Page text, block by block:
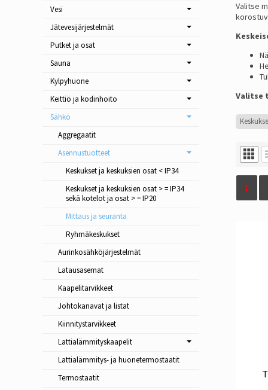
Valitse
Valitse
1
Vesi
Jätevesijärjestelmät
Putket ja osat
Sauna
Kylpyhuone
Keittiö ja kodinhoito
Sähkö
Aggregaatit
Asennustuotteet
Keskukset ja keskuksien osat < IP34
Keskukset ja keskuksien osat > = IP34
sekä kotelot ja osat > = IP20
Mittaus ja seuranta
Ryhmäkeskukset
Aurinkosähkö­järjestelmät
Latausasemat
Kaapelitarvikkeet
Johtokanavat ja listat
Kiinnitystarvikkeet
Lattialämmityskaapelit
Lattialämmitys- ja huonetermostaatit
Termostaatit